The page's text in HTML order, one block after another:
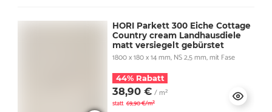
HORI Parkett 300 Eiche Cottage
Country cream Landhausdiele
matt versiegelt gebürstet
1800 x 180 x 14 mm, NS 2,5 mm, mit Fase
44% Rabatt
38,90 € / m²
statt 69,90 €/m²